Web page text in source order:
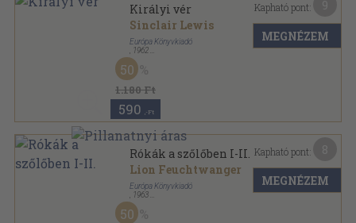
Királyi vér
Sinclair Lewis
Európa Könyvkiadó
1962
Vászon
Milliók könyve sorozat
1.180 Ft
50
590 ,-Ft
Kapható pont:
MEGNÉZEM
Rókák a szőlőben I-II.
Lion Feuchtwanger
Európa Könyvkiadó
1963
Vászon
Milliók könyve sorozat
50
Kapható pont:
MEGNÉZEM